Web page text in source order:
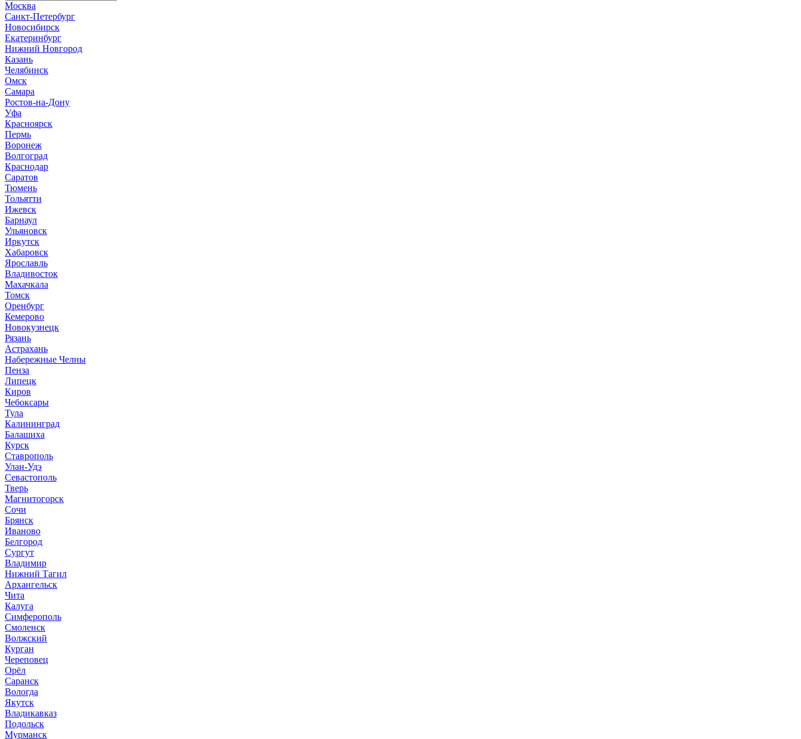
Москва
Санкт-Петербург
Новосибирск
Екатеринбург
Нижний Новгород
Казань
Челябинск
Омск
Самара
Ростов-на-Дону
Уфа
Красноярск
Пермь
Воронеж
Волгоград
Краснодар
Саратов
Тюмень
Тольятти
Ижевск
Барнаул
Ульяновск
Иркутск
Хабаровск
Ярославль
Владивосток
Махачкала
Томск
Оренбург
Кемерово
Новокузнецк
Рязань
Астрахань
Набережные Челны
Пенза
Липецк
Киров
Чебоксары
Тула
Калининград
Балашиха
Курск
Ставрополь
Улан-Удэ
Севастополь
Тверь
Магнитогорск
Сочи
Брянск
Иваново
Белгород
Сургут
Владимир
Нижний Тагил
Архангельск
Чита
Калуга
Симферополь
Смоленск
Волжский
Курган
Череповец
Орёл
Саранск
Вологда
Якутск
Владикавказ
Подольск
Мурманск